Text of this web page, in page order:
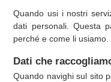
Quando usi i nostri
dati personali. Questa
perché e come li usiamo.
Dati che
Quando navighi sul sito